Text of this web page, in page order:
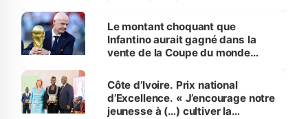
Le montant choquant que
Infantino aurait gagné dans la
vente de la Coupe du monde
Côte d’Ivoire. Prix national
d’Excellence. « J’encourage notre
jeunesse à (…) cultiver la